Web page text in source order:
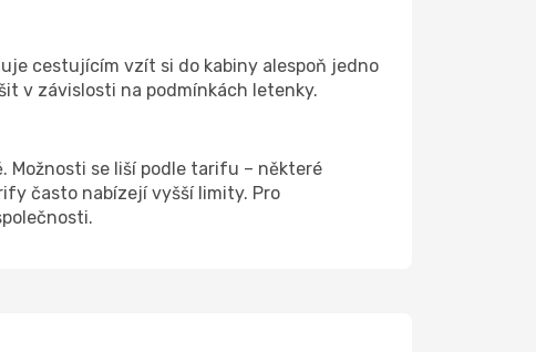
cestujícím vzít si do kabiny alespoň jedno
v závislosti na podmínkách letenky.
se liší podle tarifu – některé
často nabízejí vyšší limity. Pro